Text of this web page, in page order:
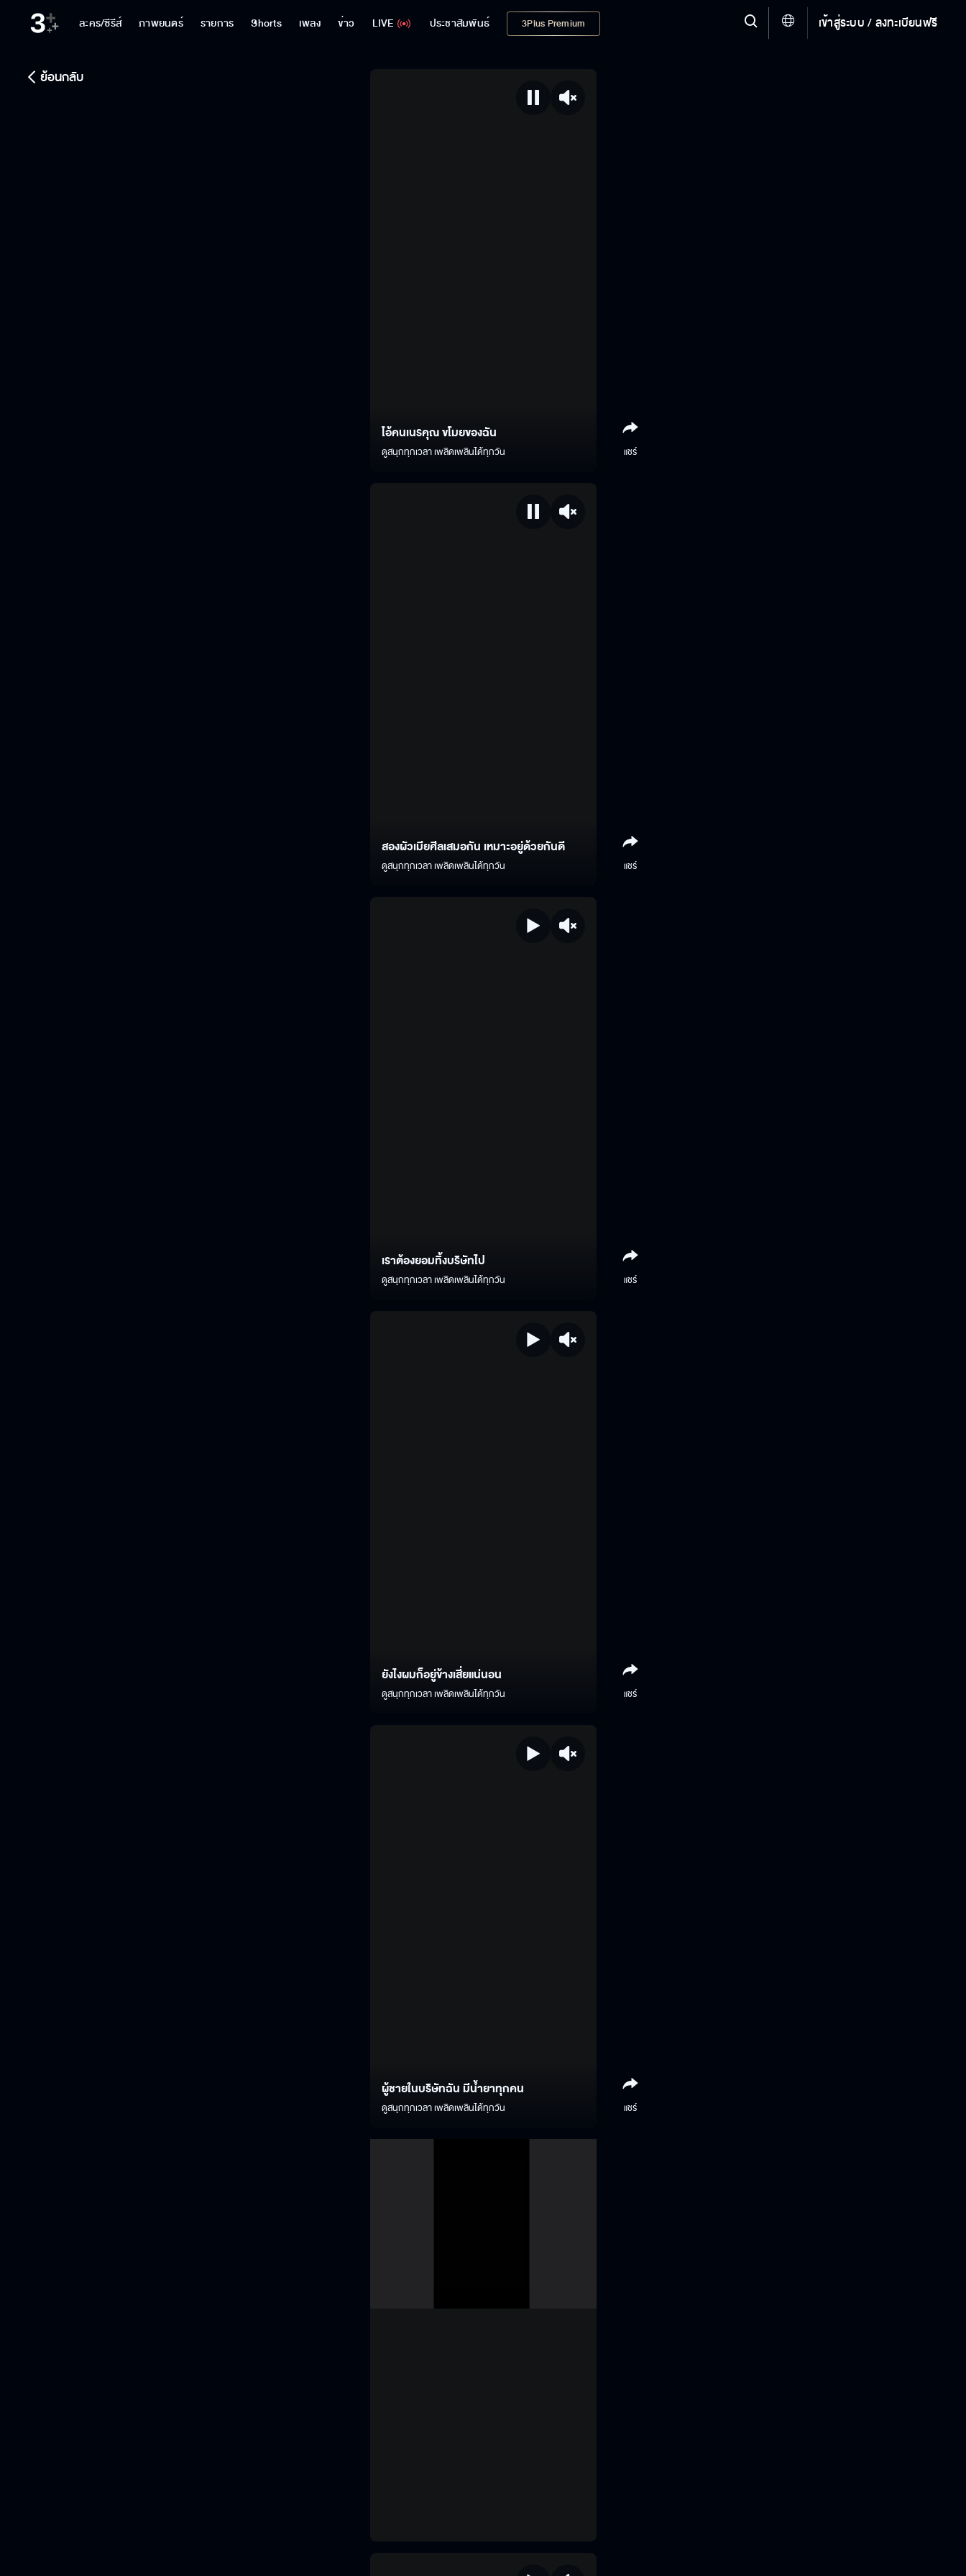
ละคร/ซีรีส์ ภาพยนตร์ รายการ Shorts เพลง ข่าว LIVE ประชาสัมพันธ์ 3Plus Premium เข้าสู่ระบบ / ลงทะเบียนฟรี
ย้อนกลับ
ไอ้คนเนรคุณ ขโมยของฉัน
ดูสนุกทุกเวลา เพลิดเพลินได้ทุกวัน แชร์
สองผัวเมียศีลเสมอกัน เหมาะอยู่ด้วยกันดี
ดูสนุกทุกเวลา เพลิดเพลินได้ทุกวัน แชร์
เราต้องยอมทิ้งบริษัทไป
ดูสนุกทุกเวลา เพลิดเพลินได้ทุกวัน แชร์
ยังไงผมก็อยู่ข้างเสี่ยแน่นอน
ดูสนุกทุกเวลา เพลิดเพลินได้ทุกวัน แชร์
ผู้ชายในบริษัทฉัน มีน้ำยาทุกคน
ดูสนุกทุกเวลา เพลิดเพลินได้ทุกวัน แชร์